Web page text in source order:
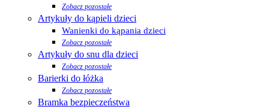
Zobacz pozostałe
Artykuły do kąpieli dzieci
Wanienki do kąpania dzieci
Zobacz pozostałe
Artykuły do snu dla dzieci
Zobacz pozostałe
Barierki do łóżka
Zobacz pozostałe
Bramka bezpieczeństwa